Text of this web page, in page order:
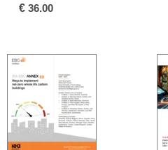
€ 36.00